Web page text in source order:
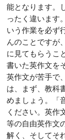
能となります。
ったく違います
いう作業を必ず
んのことですが
に見てもらうこ
書いた英作文を
英作文が苦手で
は、まず、教科
めましょう。「
ください。英作
等の自由英作文
解く、そしてそ